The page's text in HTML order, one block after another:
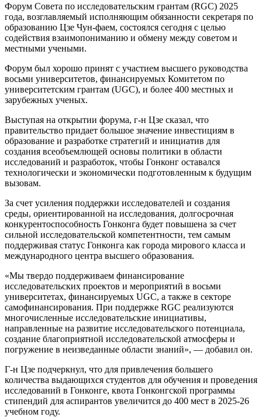
Форум Совета по исследовательским грантам (RGC) 2025
года, возглавляемый исполняющим обязанности секретаря по
образованию Цзе Чун-фаем, состоялся сегодня с целью
содействия взаимопониманию и обмену между советом и
местными учеными.
Форум был хорошо принят с участием высшего руководства
восьми университетов, финансируемых Комитетом по
университетским грантам (UGC), и более 400 местных и
зарубежных ученых.
Выступая на открытии форума, г-н Цзе сказал, что
правительство придает большое значение инвестициям в
образование и разработке стратегий и инициатив для
создания всеобъемлющей основы политики в области
исследований и разработок, чтобы Гонконг оставался
технологически и экономически подготовленным к будущим
вызовам.
За счет усиления поддержки исследователей и создания
среды, ориентированной на исследования, долгосрочная
конкурентоспособность Гонконга будет повышена за счет
сильной исследовательской компетентности, тем самым
поддерживая статус Гонконга как города мирового класса и
международного центра высшего образования.
«Мы твердо поддерживаем финансирование
исследовательских проектов и мероприятий в восьми
университетах, финансируемых UGC, а также в секторе
самофинансирования. При поддержке RGC реализуются
многочисленные исследовательские инициативы,
направленные на развитие исследовательского потенциала,
создание благоприятной исследовательской атмосферы и
погружение в неизведанные области знаний», — добавил он.
Г-н Цзе подчеркнул, что для привлечения большего
количества выдающихся студентов для обучения и проведения
исследований в Гонконге, квота Гонконгской программы
стипендий для аспирантов увеличится до 400 мест в 2025-26
учебном году.